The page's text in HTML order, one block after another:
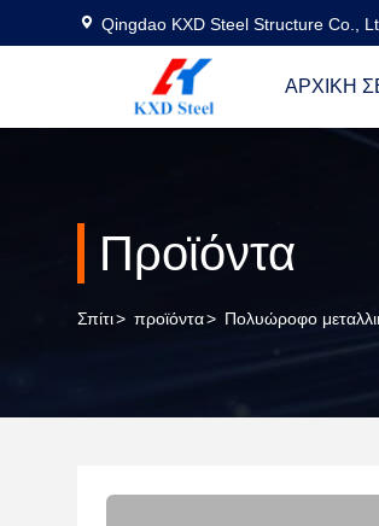
Qingdao KXD Steel Structure Co.,
ΑΡΧΙΚΉ
Προϊόντα
Σπίτι> προϊόντα> Πολυώροφο